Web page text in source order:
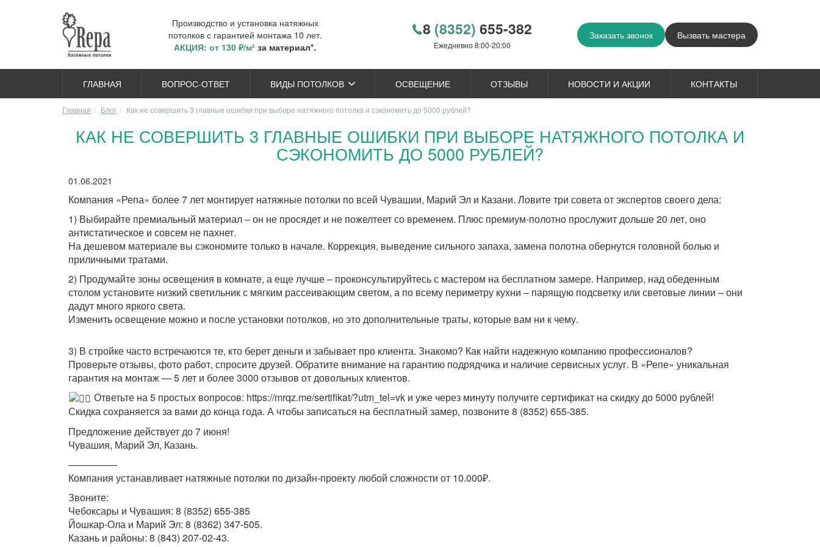
Производство и установка натяжных
потолков с гарантией монтажа 10 лет.
АКЦИЯ: от 130 ₽/м² за материал*.
8 (8352) 655-382
Ежедневно 8:00-20:00
Заказать звонок Вызвать мастера
ГЛАВНАЯ ВОПРОС-ОТВЕТ ВИДЫ ПОТОЛКОВ ОСВЕЩЕНИЕ ОТЗЫВЫ НОВОСТИ И АКЦИИ КОНТАКТЫ
Главная Блог Как не совершить 3 главные ошибки при выборе натяжного потолка и сэкономить до 5000 рублей?
КАК НЕ СОВЕРШИТЬ 3 ГЛАВНЫЕ ОШИБКИ ПРИ ВЫБОРЕ НАТЯЖНОГО ПОТОЛКА И
СЭКОНОМИТЬ ДО 5000 РУБЛЕЙ?
01.06.2021
Компания «Репа» более 7 лет монтирует натяжные потолки по всей Чувашии, Марий Эл и Казани. Ловите три совета от экспертов своего дела:
1) Выбирайте премиальный материал – он не просядет и не пожелтеет со временем. Плюс премиум-полотно прослужит дольше 20 лет, оно
антистатическое и совсем не пахнет.
На дешевом материале вы сэкономите только в начале. Коррекция, выведение сильного запаха, замена полотна обернутся головной болью и
приличными тратами.
2) Продумайте зоны освещения в комнате, а еще лучше – проконсультируйтесь с мастером на бесплатном замере. Например, над обеденным
столом установите низкий светильник с мягким рассеивающим светом, а по всему периметру кухни – парящую подсветку или световые линии – они
дадут много яркого света.
Изменить освещение можно и после установки потолков, но это дополнительные траты, которые вам ни к чему.
3) В стройке часто встречаются те, кто берет деньги и забывает про клиента. Знакомо? Как найти надежную компанию профессионалов?
Проверьте отзывы, фото работ, спросите друзей. Обратите внимание на гарантию подрядчика и наличие сервисных услуг. В «Репе» уникальная
гарантия на монтаж — 5 лет и более 3000 отзывов от довольных клиентов.
Ответьте на 5 простых вопросов: https://mrqz.me/sertifikat/?utm_tel=vk и уже через минуту получите сертификат на скидку до 5000 рублей!
Скидка сохраняется за вами до конца года. А чтобы записаться на бесплатный замер, позвоните 8 (8352) 655-385.
Предложение действует до 7 июня!
Чувашия, Марий Эл, Казань.
—————
Компания устанавливает натяжные потолки по дизайн-проекту любой сложности от 10.000₽.
Звоните:
Чебоксары и Чувашия: 8 (8352) 655-385
Йошкар-Ола и Марий Эл: 8 (8362) 347-505.
Казань и районы: 8 (843) 207-02-43.